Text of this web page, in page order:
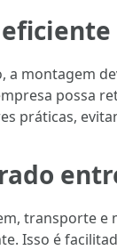
a montagem
possa
práticas,
transporte e
Isso é